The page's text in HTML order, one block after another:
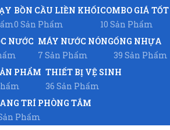
BỒN CẦU LIỀN KHỐI
0 Sản Phẩm
COMBO GIÁ TỐT
10 Sản Phẩm
NƯỚC MÁY NƯỚC NÓNG
7 Sản Phẩm
ỐNG NHỰA
39 Sản Phẩm
PHẨM THIẾT BỊ VỆ SINH
36 Sản Phẩm
TRÍ PHÒNG TẮM
Phẩm